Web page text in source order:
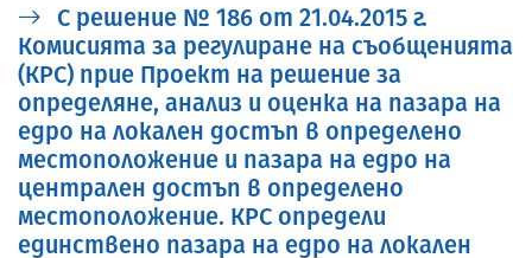
С решение № 186 от 21.04.2015 г.
Комисията за регулиране на съобщенията
(КРС) прие Проект на решение за
определяне, анализ и оценка на пазара на
едро на локален достъп в определено
местоположение и пазара на едро на
централен достъп в определено
местоположение. КРС определи
единствено пазара на едро на локален